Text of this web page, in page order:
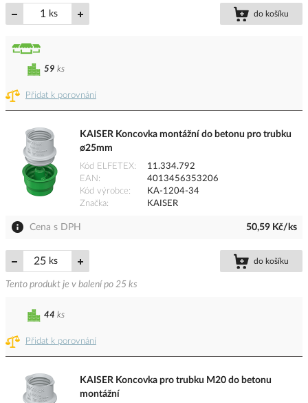
ks do košíku
Přidat k porovnání
59 ks
KAISER Koncovka montážní do betonu pro trubku
ø25mm
Kód ELFETEX
11.334.792
EAN
4013456353206
Kód výrobce
KA-1204-34
Značka
KAISER
Cena s DPH 50,59 Kč/ks
ks do košíku
Tento produkt je v balení po 25 ks
Přidat k porovnání
44 ks
KAISER Koncovka pro trubku M20 do betonu
montážní